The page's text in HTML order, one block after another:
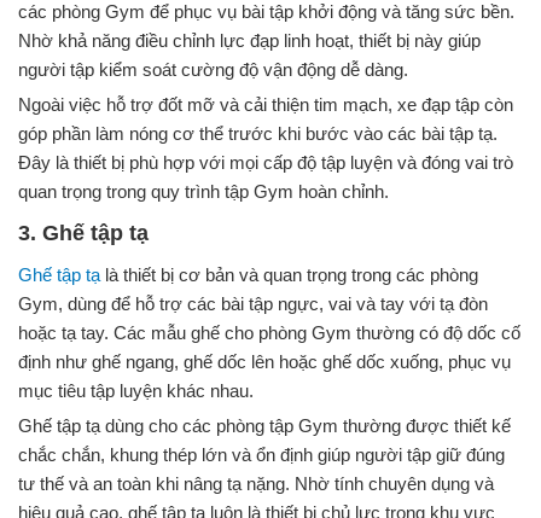
các phòng Gym để phục vụ bài tập khởi động và tăng sức bền.
Nhờ khả năng điều chỉnh lực đạp linh hoạt, thiết bị này giúp
người tập kiểm soát cường độ vận động dễ dàng.
Ngoài việc hỗ trợ đốt mỡ và cải thiện tim mạch, xe đạp tập còn
góp phần làm nóng cơ thể trước khi bước vào các bài tập tạ.
Đây là thiết bị phù hợp với mọi cấp độ tập luyện và đóng vai trò
quan trọng trong quy trình tập Gym hoàn chỉnh.
3. Ghế tập tạ
Ghế tập tạ là thiết bị cơ bản và quan trọng trong các phòng
Gym, dùng để hỗ trợ các bài tập ngực, vai và tay với tạ đòn
hoặc tạ tay. Các mẫu ghế cho phòng Gym thường có độ dốc cố
định như ghế ngang, ghế dốc lên hoặc ghế dốc xuống, phục vụ
mục tiêu tập luyện khác nhau.
Ghế tập tạ dùng cho các phòng tập Gym thường được thiết kế
chắc chắn, khung thép lớn và ổn định giúp người tập giữ đúng
tư thế và an toàn khi nâng tạ nặng. Nhờ tính chuyên dụng và
hiệu quả cao, ghế tập tạ luôn là thiết bị chủ lực trong khu vực